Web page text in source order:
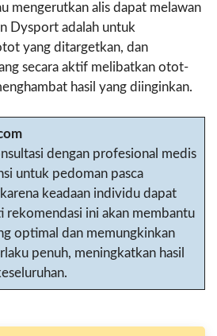
mengerutkan alis dapat melawan
Dysport adalah untuk
yang ditargetkan, dan
secara aktif melibatkan otot-
hasil yang diinginkan.
dengan profesional medis
untuk pedoman pasca
keadaan individu dapat
rekomendasi ini akan membantu
optimal dan memungkinkan
penuh, meningkatkan hasil